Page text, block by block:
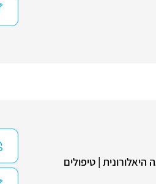
היאלורונית | טיפולים